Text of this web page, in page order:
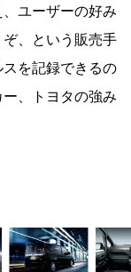
ユーザーの好み
、という販売手
を記録できるの
、トヨタの強み